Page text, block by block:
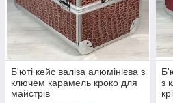
Б'юті кейс валіза алюмінієва з
ключем карамель кроко для
майстрів
з